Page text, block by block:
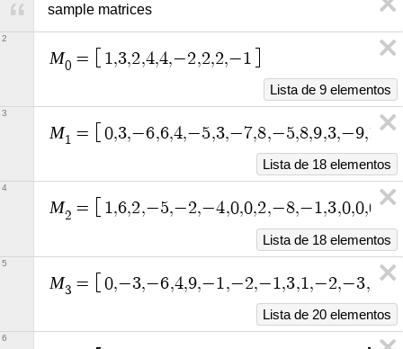
sample matrices
M0 = 1 ,3,2,4,4,−2,2,2,−1
Lista de 9 elementos
2
M1 = 0,3,−6,6,4,−5,3,−7,8,−5,8,9,3,−9,1 2 ,
Lista de 18 elementos
3
M2 = 1,6,2,−5,−2,−4,0,0,2,−8,−1,3,0,0,0 ,0,
Lista de 18 elementos
4
M3 = 0,−3,−6,4,9,−1 ,−2,−1 ,3,1 ,−2,−3, ,3,
Lista de 20 elementos
5
6